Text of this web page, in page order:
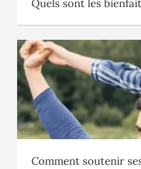
Quels sont les
Comment soutenir